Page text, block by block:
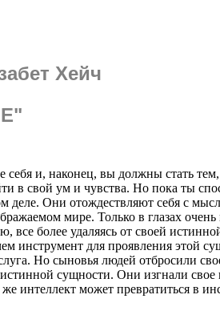
Хейч
и, наконец, вы должны стать
в свой ум и чувства. Но пока ты
Они отождествляют себя с
мире. Только в глазах очень
все более удаляясь от своей
инструмент для проявления этой
Но сыновья людей отбросили
сущности. Они изгнали
может превратиться в